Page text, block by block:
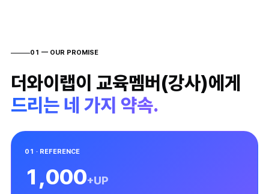
워크숍 도구
Instagram
Join 더와이랩
01 — OUR PROMISE
더와이랩이 교육멤버(강사)에게
드리는 네 가지 약속.
01 · REFERENCE
1,000+UP